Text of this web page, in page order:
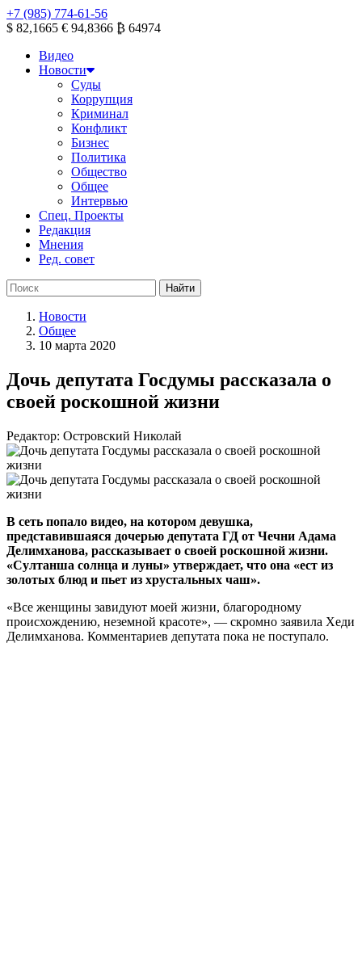
+7 (985) 774-61-56
$ 82,1665 € 94,8366 ₿ 64974
Видео
Новости
Суды
Коррупция
Криминал
Конфликт
Бизнес
Политика
Общество
Общее
Интервью
Спец. Проекты
Редакция
Мнения
Ред. совет
Новости
Общее
10 марта 2020
Дочь депутата Госдумы рассказала о
своей роскошной жизни
Редактор: Островский Николай
В сеть попало видео, на котором девушка,
представившаяся дочерью депутата ГД от Чечни Адама
Делимханова, рассказывает о своей роскошной жизни.
«Султанша солнца и луны» утверждает, что она «ест из
золотых блюд и пьет из хрустальных чаш».
«Все женщины завидуют моей жизни, благородному
происхождению, неземной красоте», — скромно заявила Хеди
Делимханова. Комментариев депутата пока не поступало.